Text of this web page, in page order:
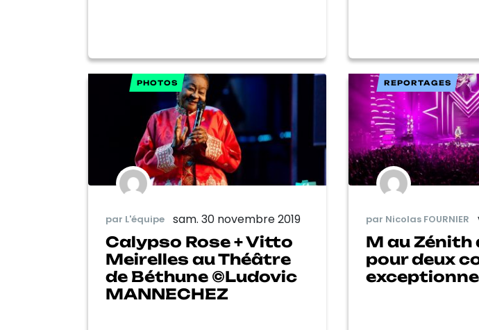
PHOTOS
par L'équipe sam. 30 novembre 2019
Calypso Rose + Vitto
Meirelles au Théâtre
de Béthune ©Ludovic
MANNECHEZ
REPORTAGES
par Nicolas FOURNIER
M au Zénith
pour deux